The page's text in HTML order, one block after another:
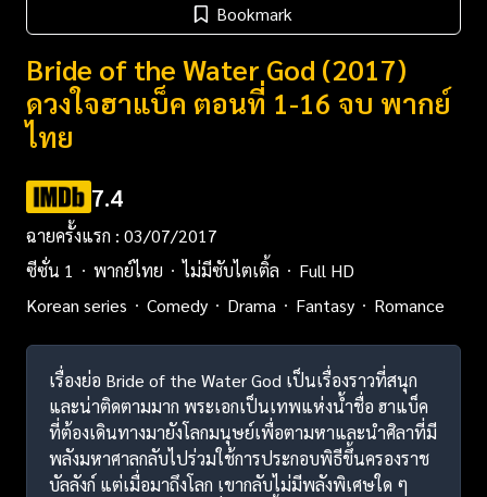
Bookmark
Bride of the Water God (2017)
ดวงใจฮาแบ็ค ตอนที่ 1-16 จบ พากย์
ไทย
7.4
ฉายครั้งแรก : 03/07/2017
ซีซั่น 1
พากย์ไทย ไม่มีซับไตเติ้ล
Full HD
Korean series
Comedy Drama Fantasy Romance
เรื่องย่อ Bride of the Water God เป็นเรื่องราวที่สนุก
และน่าติดตามมาก พระเอกเป็นเทพแห่งน้ำชื่อ ฮาแบ็ค
ที่ต้องเดินทางมายังโลกมนุษย์เพื่อตามหาและนำศิลาที่มี
พลังมหาศาลกลับไปร่วมใช้การประกอบพิธีขึ้นครองราช
บัลลังก์ แต่เมื่อมาถึงโลก เขากลับไม่มีพลังพิเศษใด ๆ